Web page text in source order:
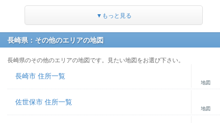
▼もっと見る
長崎県：その他のエリアの地図
長崎県のその他のエリアの地図です。見たい地図をお選び下さい。
長崎市 住所一覧
地図
佐世保市 住所一覧
地図